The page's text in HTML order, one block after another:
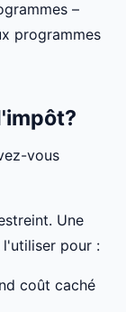
–
programmes
vous
Une
pour :
coût caché